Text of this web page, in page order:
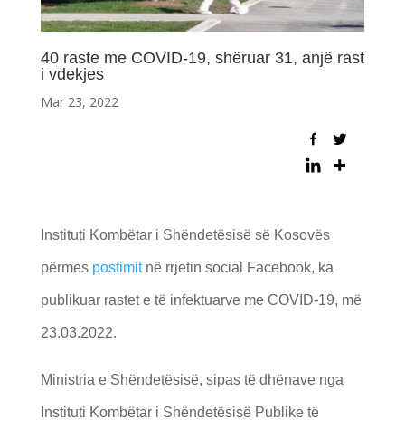
40 raste me COVID-19, shëruar 31, anjë rast
i vdekjes
Mar 23, 2022
Instituti Kombëtar i Shëndetësisë së Kosovës
përmes postimitnë rrjetin social Facebook, ka
publikuar rastet e të infektuarve me COVID-19, më
23.03.2022.
Ministria e Shëndetësisë, sipas të dhënave nga
Instituti Kombëtar i Shëndetësisë Publike të